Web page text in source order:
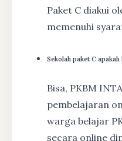
Paket C diakui
memenuhi
Sekolah paket C apakah
Bisa, PKBM
pembelajaran
warga belajar
secara online